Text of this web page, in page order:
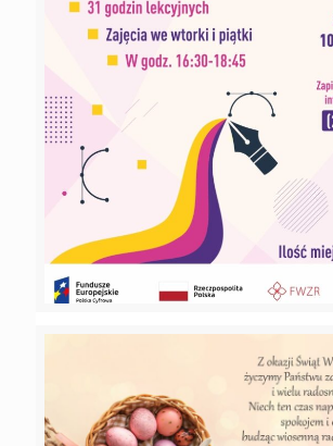
Bezpłatne zajęcia z projektowania
graficznego